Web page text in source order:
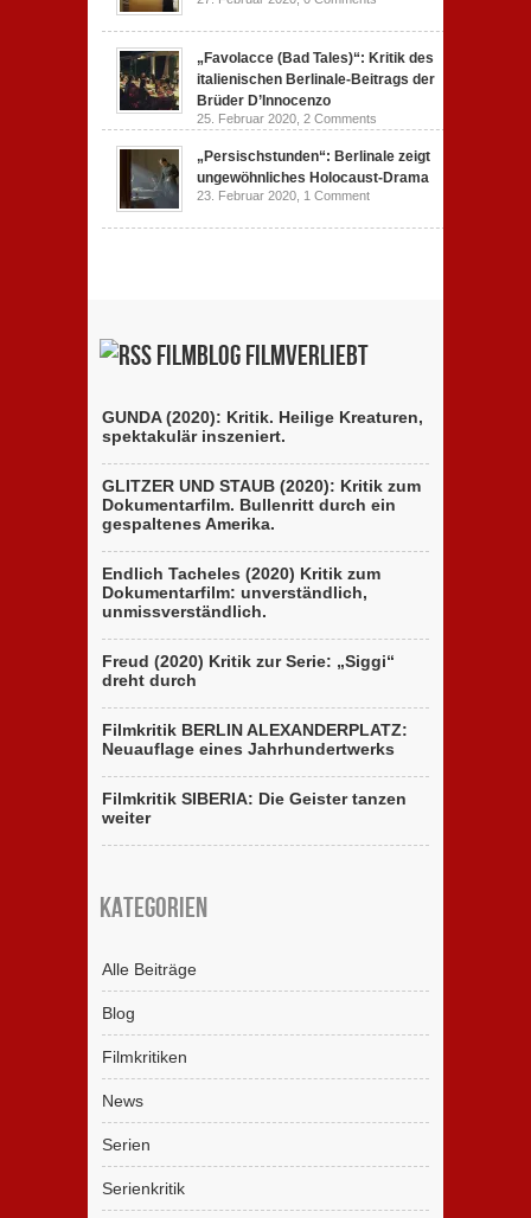
„Favolacce (Bad Tales)“: Kritik des
italienischen Berlinale-Beitrags der
Brüder D’Innocenzo
25. Februar 2020, 2 Comments
„Persischstunden“: Berlinale zeigt
ungewöhnliches Holocaust-Drama
23. Februar 2020, 1 Comment
Filmblog filmverliebt
GUNDA (2020): Kritik. Heilige Kreaturen,
spektakulär inszeniert.
GLITZER UND STAUB (2020): Kritik zum
Dokumentarfilm. Bullenritt durch ein
gespaltenes Amerika.
Endlich Tacheles (2020) Kritik zum
Dokumentarfilm: unverständlich,
unmissverständlich.
Freud (2020) Kritik zur Serie: „Siggi“
dreht durch
Filmkritik BERLIN ALEXANDERPLATZ:
Neuauflage eines Jahrhundertwerks
Filmkritik SIBERIA: Die Geister tanzen
weiter
Kategorien
Alle Beiträge
Blog
Filmkritiken
News
Serien
Serienkritik